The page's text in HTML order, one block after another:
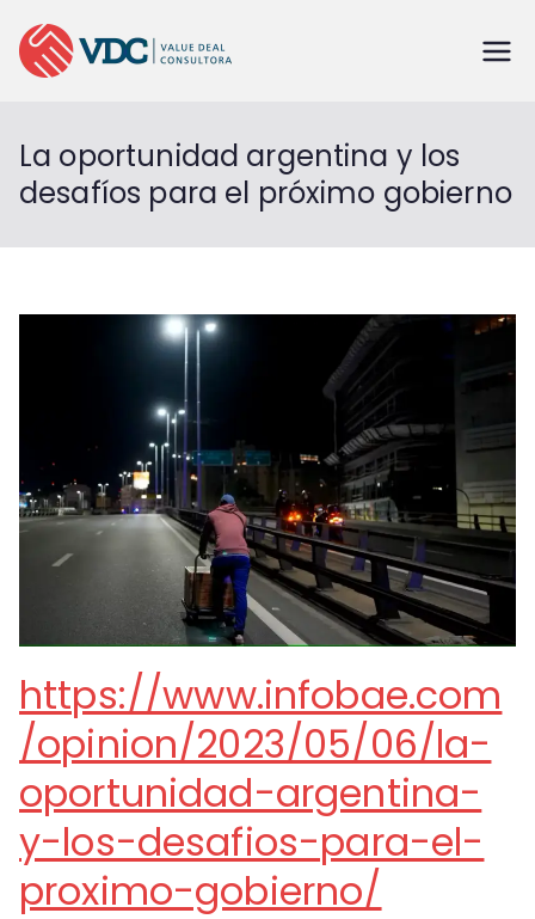
La oportunidad argentina y los
desafíos para el próximo gobierno
https://www.infobae.com
/opinion/2023/05/06/la-
oportunidad-argentina-
y-los-desafios-para-el-
proximo-gobierno/